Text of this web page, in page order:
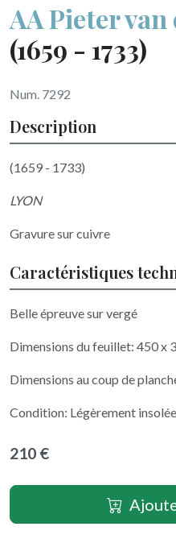
AA Pieter
(1659 - 1733)
Num. 7292
Description
(1659 - 1733)
LYON
Gravure sur cuivre
Caractéristiques
Belle épreuve sur vergé
Dimensions du feuillet: 450 x
Dimensions au coup de
Condition: Légèrement
210 €